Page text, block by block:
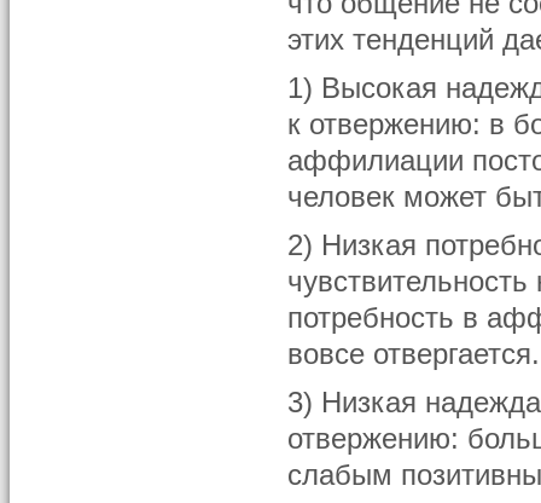
этих тенденций
1) Высокая
к отвержению: в
аффилиации
человек может
2) Низкая
потребность в
вовсе отвергается.
3) Низкая
отвержению:
слабым